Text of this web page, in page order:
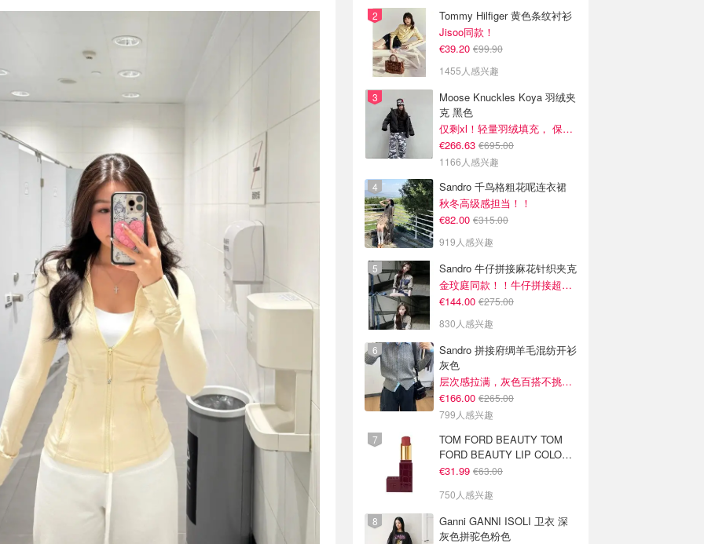
Tommy Hilfiger 黄色条纹衬衫
Jisoo同款！
€39.20 €99.90
1455人感兴趣
Moose Knuckles Koya 羽绒夹
克 黑色
仅剩xl！轻量羽绒填充， 保暖不厚重
€266.63 €695.00
1166人感兴趣
Sandro 千鸟格粗花呢连衣裙
秋冬高级感担当！！
€82.00 €315.00
919人感兴趣
Sandro 牛仔拼接麻花针织夹克
金玟庭同款！！牛仔拼接超有层次感
€144.00 €275.00
830人感兴趣
Sandro 拼接府绸羊毛混纺开衫
灰色
层次感拉满，灰色百搭不挑人~
€166.00 €265.00
799人感兴趣
TOM FORD BEAUTY TOM
FORD BEAUTY LIP COLOR
SATIN MATTE 裸玫瑰口红
€31.99 €63.00
750人感兴趣
Ganni GANNI ISOLI 卫衣 深
灰色拼驼色粉色